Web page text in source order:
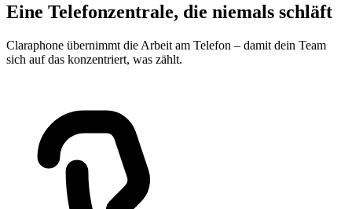
Eine Telefonzentrale, die niemals schläft
Claraphone übernimmt die Arbeit am Telefon – damit dein Team
sich auf das konzentriert, was zählt.